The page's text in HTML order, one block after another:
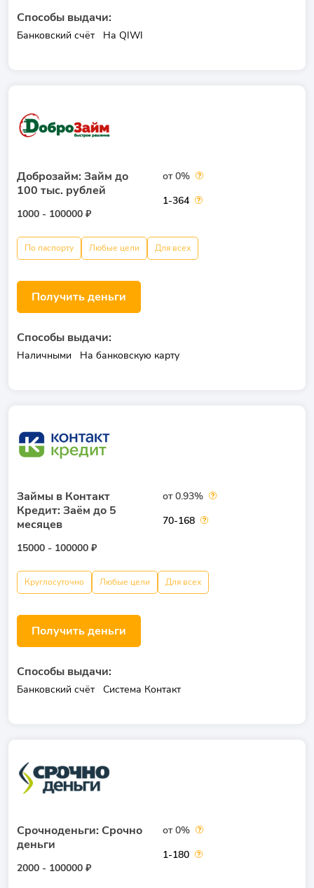
Способы выдачи:
Банковский счёт На QIWI
Доброзайм: Займ до
100 тыс. рублей
1000 - 100000 ₽
от 0%
1-364
По паспорту Любые цели Для всех
Получить деньги
Способы выдачи:
Наличными На банковскую карту
Займы в Контакт
Кредит: Заём до 5
месяцев
15000 - 100000 ₽
от 0.93%
70-168
Круглосуточно Любые цели Для всех
Получить деньги
Способы выдачи:
Банковский счёт Система Контакт
Срочноденьги: Срочно
деньги
2000 - 100000 ₽
от 0%
1-180